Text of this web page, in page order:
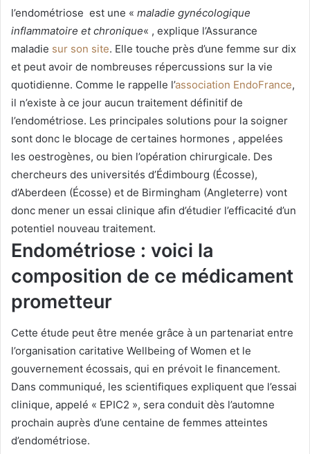
l’endométriose est une « maladie gynécologique
inflammatoire et chronique« , explique l’Assurance
maladie sur son site. Elle touche près d’une femme sur dix
et peut avoir de nombreuses répercussions sur la vie
quotidienne. Comme le rappelle l’association EndoFrance,
il n’existe à ce jour aucun traitement définitif de
l’endométriose. Les principales solutions pour la soigner
sont donc le blocage de certaines hormones , appelées
les oestrogènes, ou bien l’opération chirurgicale. Des
chercheurs des universités d’Édimbourg (Écosse),
d’Aberdeen (Écosse) et de Birmingham (Angleterre) vont
donc mener un essai clinique afin d’étudier l’efficacité d’un
potentiel nouveau traitement.
Endométriose : voici la
composition de ce médicament
prometteur
Cette étude peut être menée grâce à un partenariat entre
l’organisation caritative Wellbeing of Women et le
gouvernement écossais, qui en prévoit le financement.
Dans communiqué, les scientifiques expliquent que l’essai
clinique, appelé « EPIC2 », sera conduit dès l’automne
prochain auprès d’une centaine de femmes atteintes
d’endométriose.